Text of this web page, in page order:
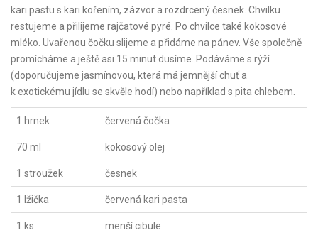
kari pastu s kari kořením, zázvor a rozdrcený česnek. Chvilku
restujeme a přilijeme rajčatové pyré. Po chvilce také kokosové
mléko. Uvařenou čočku slijeme a přidáme na pánev. Vše společně
promícháme a ještě asi 15 minut dusíme. Podáváme s rýží
(doporučujeme jasmínovou, která má jemnější chuť a
k exotickému jídlu se skvěle hodí) nebo například s pita chlebem.
1 hrnek červená čočka
70 ml kokosový olej
1 stroužek česnek
1 lžička červená kari pasta
1 ks menší cibule